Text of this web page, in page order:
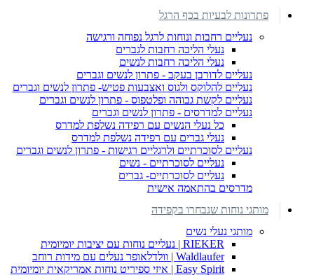
פתרונות לבעיות בכף הרגל
נעליים רחבות ונוחות לרגל נפוחה ורגישה
נעלי הליכה רחבות לגברים
נעלי הליכה רחבות לנשים
נעליים לדורבן בעקב - פתרון לנשים וגברים
נעליים להלוקס ולגוס ואצבעות פטיש- פתרון לנשים וגברים
נעליים לקשת גבוהה ופלטפוס - פתרון לנשים וגברים
נעליים למדרסים - פתרון לנשים וגברים
כל נעלי הנשים עם רפידה נשלפת למדרס
נעלי גברים עם רפידה נשלפת למדרס
נעליים לסוכרתיים ולרגליים רגישות - פתרון לנשים וגברים
נעליים לסוכרתיים - נשים
נעליים לסוכרתיים- גברים
מדרסים בהתאמה אישית
מותגי נוחות שנבחרו בקפידה
מותגי נעלי נשים
RIEKER | נעליים נוחות עם יציבות יומיומית
Waldlaufer | וולדלאופר נעלים עם מידות רוחב
Easy Spirit | איזי ספיריט נוחות אמריקאית יומיומית